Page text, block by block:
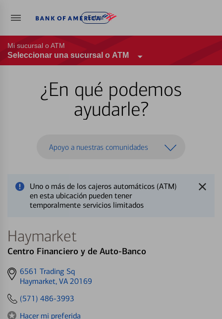
Entrar
Mi sucursal o ATM
Seleccionar una sucursal o ATM
¿En qué podemos
ayudarle?
Apoyo a nuestras comunidades
Uno o más de los cajeros automáticos (ATM)
en esta ubicación pueden tener
temporalmente servicios limitados
Haymarket
Centro Financiero y de Auto-Banco
Get
directions
6561 Trading Sq
Haymarket, VA 20169
(571) 486-3993
Hacer mi preferida